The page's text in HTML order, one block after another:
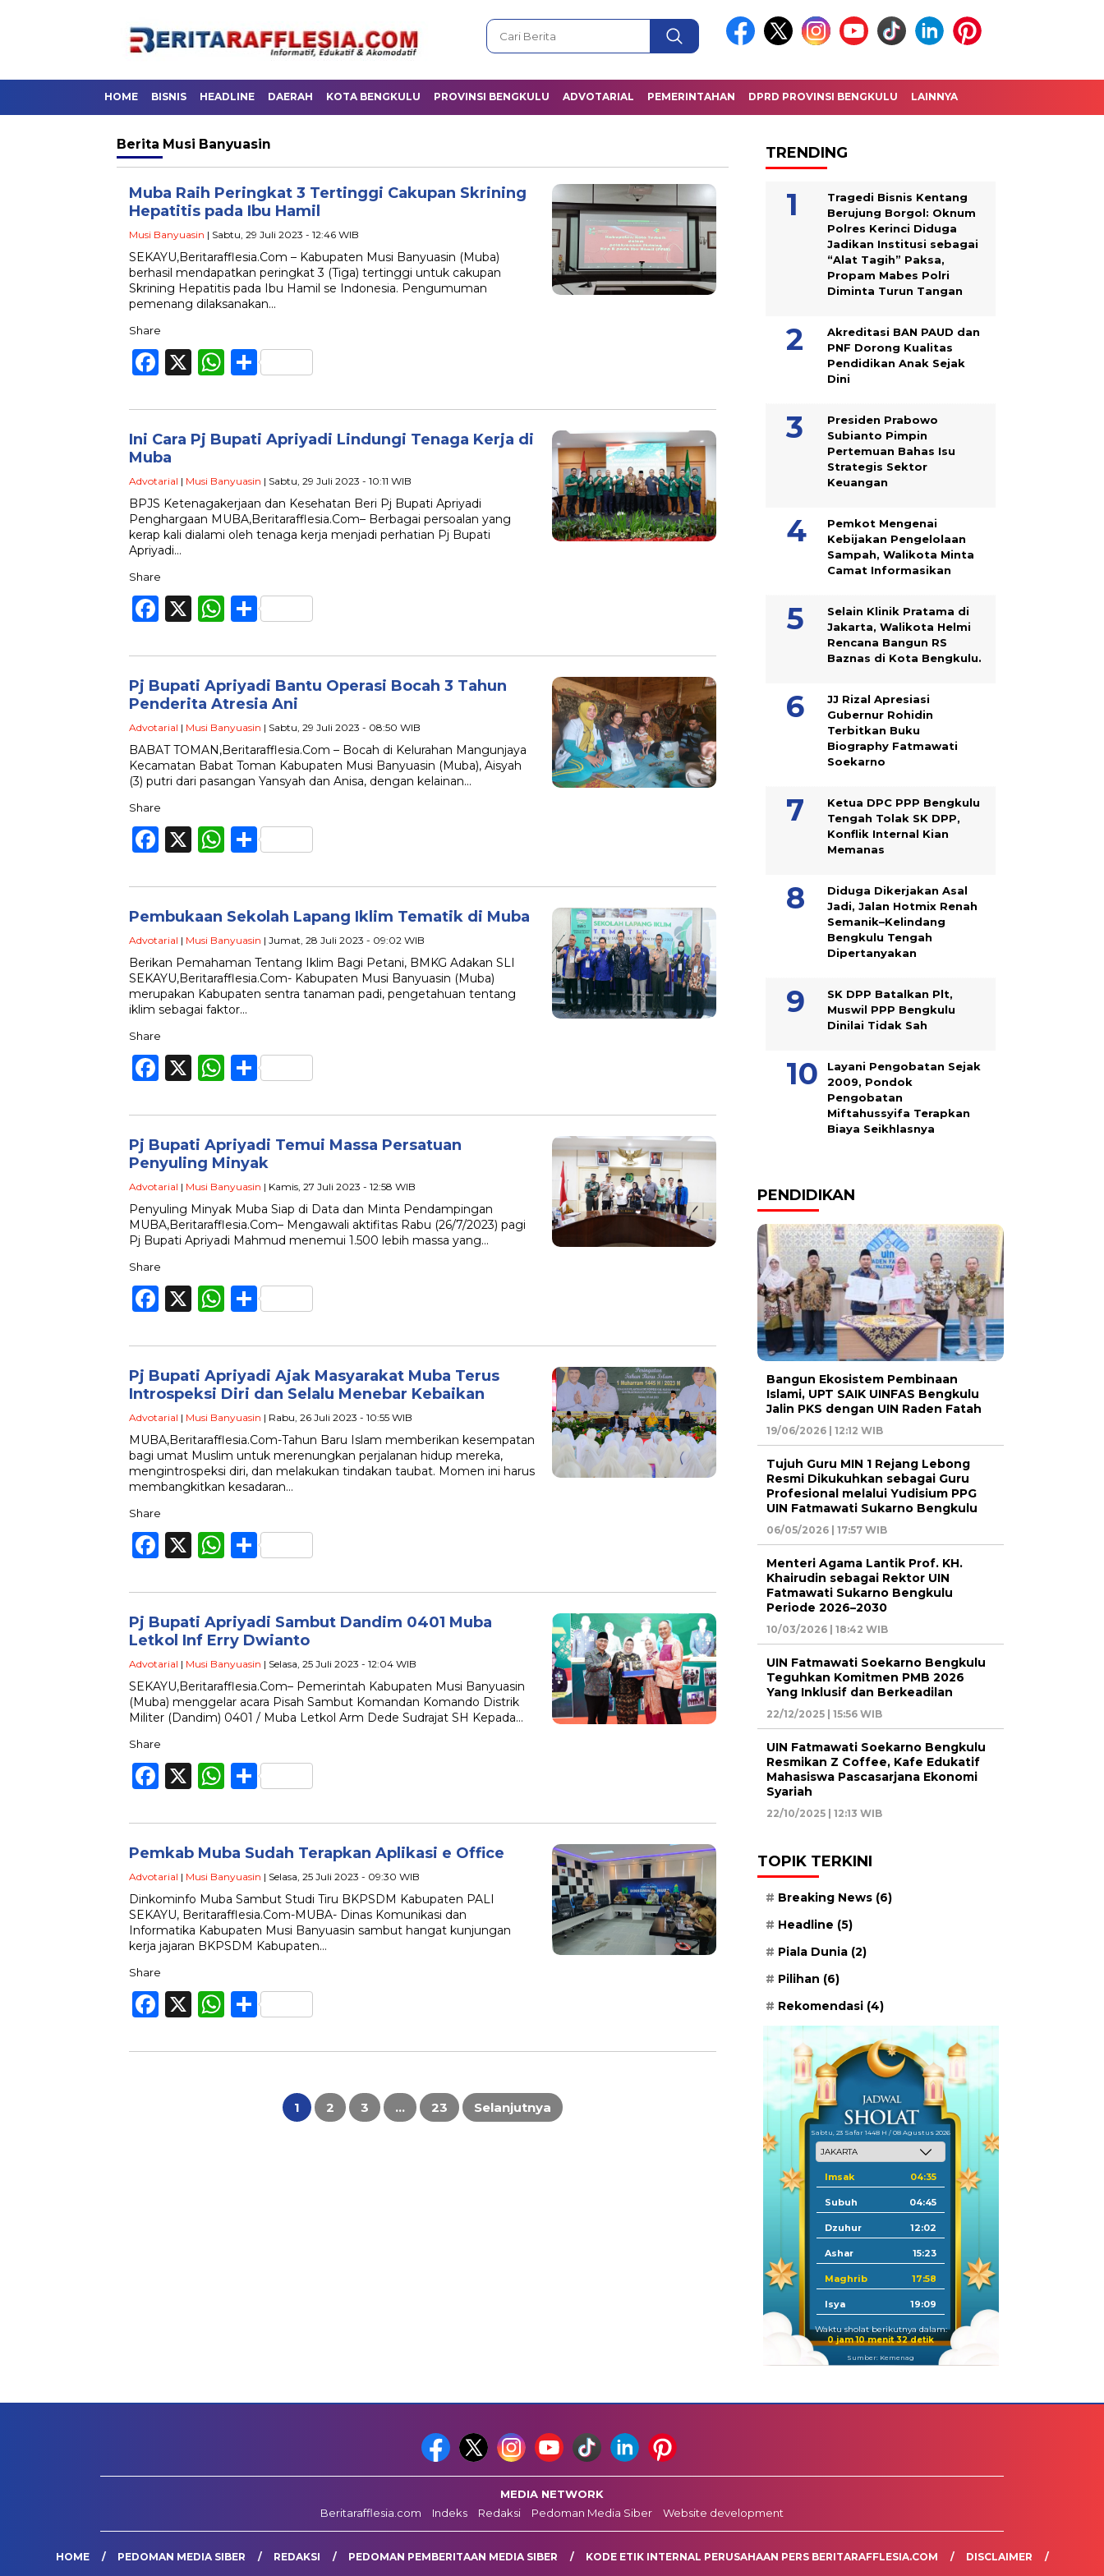
HOME BISNIS HEADLINE DAERAH KOTA BENGKULU PROVINSI BENGKULU ADVOTARIAL PEMERINTAHAN DPRD PROVINSI BENGKULU LAINNYA
Berita Musi Banyuasin
Muba Raih Peringkat 3 Tertinggi Cakupan Skrining
Hepatitis pada Ibu Hamil
Musi Banyuasin | Sabtu, 29 Juli 2023 - 12:46 WIB
SEKAYU,Beritarafflesia.Com – Kabupaten Musi Banyuasin (Muba)
berhasil mendapatkan peringkat 3 (Tiga) tertinggi untuk cakupan
Skrining Hepatitis pada Ibu Hamil se Indonesia. Pengumuman
pemenang dilaksanakan…
Share
Facebook
X WhatsApp
Share
Ini Cara Pj Bupati Apriyadi Lindungi Tenaga Kerja di
Muba
Advotarial | Musi Banyuasin | Sabtu, 29 Juli 2023 - 10:11 WIB
BPJS Ketenagakerjaan dan Kesehatan Beri Pj Bupati Apriyadi
Penghargaan MUBA,Beritarafflesia.Com– Berbagai persoalan yang
kerap kali dialami oleh tenaga kerja menjadi perhatian Pj Bupati
Apriyadi…
Share
Facebook
X WhatsApp
Share
Pj Bupati Apriyadi Bantu Operasi Bocah 3 Tahun
Penderita Atresia Ani
Advotarial | Musi Banyuasin | Sabtu, 29 Juli 2023 - 08:50 WIB
BABAT TOMAN,Beritarafflesia.Com – Bocah di Kelurahan Mangunjaya
Kecamatan Babat Toman Kabupaten Musi Banyuasin (Muba), Aisyah
(3) putri dari pasangan Yansyah dan Anisa, dengan kelainan…
Share
Facebook
X WhatsApp
Share
Pembukaan Sekolah Lapang Iklim Tematik di Muba
Advotarial | Musi Banyuasin | Jumat, 28 Juli 2023 - 09:02 WIB
Berikan Pemahaman Tentang Iklim Bagi Petani, BMKG Adakan SLI
SEKAYU,Beritarafflesia.Com- Kabupaten Musi Banyuasin (Muba)
merupakan Kabupaten sentra tanaman padi, pengetahuan tentang
iklim sebagai faktor…
Share
Facebook
X WhatsApp
Share
Pj Bupati Apriyadi Temui Massa Persatuan
Penyuling Minyak
Advotarial | Musi Banyuasin | Kamis, 27 Juli 2023 - 12:58 WIB
Penyuling Minyak Muba Siap di Data dan Minta Pendampingan
MUBA,Beritarafflesia.Com– Mengawali aktifitas Rabu (26/7/2023) pagi
Pj Bupati Apriyadi Mahmud menemui 1.500 lebih massa yang…
Share
Facebook
X WhatsApp
Share
Pj Bupati Apriyadi Ajak Masyarakat Muba Terus
Introspeksi Diri dan Selalu Menebar Kebaikan
Advotarial | Musi Banyuasin | Rabu, 26 Juli 2023 - 10:55 WIB
MUBA,Beritarafflesia.Com-Tahun Baru Islam memberikan kesempatan
bagi umat Muslim untuk merenungkan perjalanan hidup mereka,
mengintrospeksi diri, dan melakukan tindakan taubat. Momen ini harus
membangkitkan kesadaran…
Share
Facebook
X WhatsApp
Share
Pj Bupati Apriyadi Sambut Dandim 0401 Muba
Letkol Inf Erry Dwianto
Advotarial | Musi Banyuasin | Selasa, 25 Juli 2023 - 12:04 WIB
SEKAYU,Beritarafflesia.Com– Pemerintah Kabupaten Musi Banyuasin
(Muba) menggelar acara Pisah Sambut Komandan Komando Distrik
Militer (Dandim) 0401 / Muba Letkol Arm Dede Sudrajat SH Kepada…
Share
Facebook
X WhatsApp
Share
Pemkab Muba Sudah Terapkan Aplikasi e Office
Advotarial | Musi Banyuasin | Selasa, 25 Juli 2023 - 09:30 WIB
Dinkominfo Muba Sambut Studi Tiru BKPSDM Kabupaten PALI
SEKAYU, Beritarafflesia.Com-MUBA- Dinas Komunikasi dan
Informatika Kabupaten Musi Banyuasin sambut hangat kunjungan
kerja jajaran BKPSDM Kabupaten…
Share
Facebook
X WhatsApp
Share
1 2 3 … 23 Selanjutnya
TRENDING
Tragedi Bisnis Kentang
Berujung Borgol: Oknum
Polres Kerinci Diduga
Jadikan Institusi sebagai
“Alat Tagih” Paksa,
Propam Mabes Polri
Diminta Turun Tangan
Akreditasi BAN PAUD dan
PNF Dorong Kualitas
Pendidikan Anak Sejak
Dini
Presiden Prabowo
Subianto Pimpin
Pertemuan Bahas Isu
Strategis Sektor
Keuangan
Pemkot Mengenai
Kebijakan Pengelolaan
Sampah, Walikota Minta
Camat Informasikan
Selain Klinik Pratama di
Jakarta, Walikota Helmi
Rencana Bangun RS
Baznas di Kota Bengkulu.
JJ Rizal Apresiasi
Gubernur Rohidin
Terbitkan Buku
Biography Fatmawati
Soekarno
Ketua DPC PPP Bengkulu
Tengah Tolak SK DPP,
Konflik Internal Kian
Memanas
Diduga Dikerjakan Asal
Jadi, Jalan Hotmix Renah
Semanik–Kelindang
Bengkulu Tengah
Dipertanyakan
SK DPP Batalkan Plt,
Muswil PPP Bengkulu
Dinilai Tidak Sah
Layani Pengobatan Sejak
2009, Pondok
Pengobatan
Miftahussyifa Terapkan
Biaya Seikhlasnya
PENDIDIKAN
Bangun Ekosistem Pembinaan
Islami, UPT SAIK UINFAS Bengkulu
Jalin PKS dengan UIN Raden Fatah
19/06/2026 | 12:12 WIB
Tujuh Guru MIN 1 Rejang Lebong
Resmi Dikukuhkan sebagai Guru
Profesional melalui Yudisium PPG
UIN Fatmawati Sukarno Bengkulu
06/05/2026 | 17:57 WIB
Menteri Agama Lantik Prof. KH.
Khairudin sebagai Rektor UIN
Fatmawati Sukarno Bengkulu
Periode 2026–2030
10/03/2026 | 18:42 WIB
UIN Fatmawati Soekarno Bengkulu
Teguhkan Komitmen PMB 2026
Yang Inklusif dan Berkeadilan
22/12/2025 | 15:56 WIB
UIN Fatmawati Soekarno Bengkulu
Resmikan Z Coffee, Kafe Edukatif
Mahasiswa Pascasarjana Ekonomi
Syariah
22/10/2025 | 12:13 WIB
TOPIK TERKINI
Breaking News (6)
Headline (5)
Piala Dunia (2)
Pilihan (6)
Rekomendasi (4)
Sabtu, 23 Safar 1448 H / 08 Agustus 2026
Imsak 04:35
Subuh 04:45
Dzuhur 12:02
Ashar 15:23
Maghrib 17:58
Isya 19:09
Waktu sholat berikutnya dalam:
0 jam 10 menit 31 detik
Sumber: Kemenag
MEDIA NETWORK
Beritarafflesia.com
Indeks Redaksi Pedoman Media Siber Website development
HOME PEDOMAN MEDIA SIBER REDAKSI PEDOMAN PEMBERITAAN MEDIA SIBER KODE ETIK INTERNAL PERUSAHAAN PERS BERITARAFFLESIA.COM DISCLAIMER